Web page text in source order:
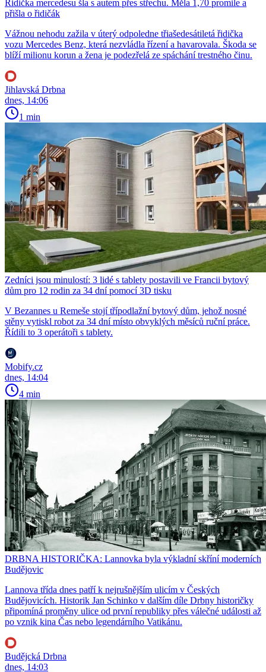
Řidička mercedesu šla s autem přes střechu. Měla 1,70 promile a
přišla o řidičák
Vážnou nehodu zažila v úterý odpoledne třiašedesátiletá řidička
vozu Mercedes Benz, která nezvládla řízení a havarovala. Škoda se
blíží milionu korun a žena je podezřelá ze spáchání trestného činu.
Jihlavská Drbna
dnes, 14:06
1 min
Zedníci jsou minulostí: 3 lidé s tablety postavili ve Francii bytový
dům pro 12 rodin za 34 dní pomocí 3D tisku
V Bezannes u Remeše stojí třípodlažní bytový dům, jehož nosné
stěny vytiskl robot za 34 dní místo obvyklých měsíců ruční práce.
Řídili to 3 operátoři s tablety.
Mobify.cz
dnes, 14:04
4 min
DRBNA HISTORIČKA: Lannovka byla výkladní skříní moderních
Budějovic
Lannova třída dnes patří k nejrušnějším ulicím v Českých
Budějovicích. Historik Jan Schinko v dalším díle Drbny historičky
připomíná proměny ulice od první republiky přes válečné události až
po vznik kina Čas nebo legendárního Vatikánu.
Budějcká Drbna
dnes, 14:03